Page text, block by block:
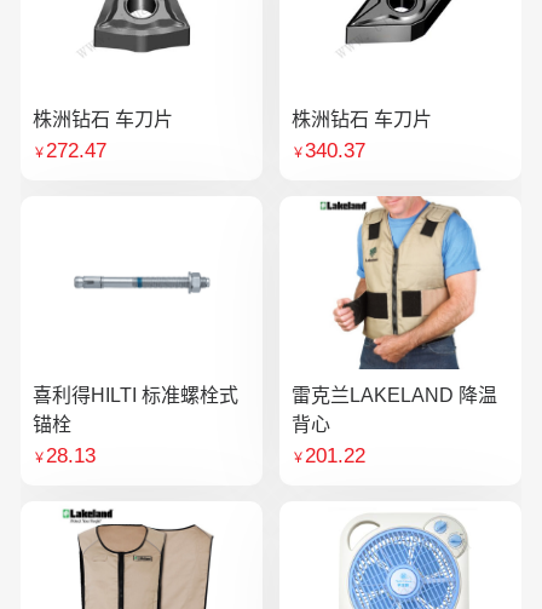
株洲钻石 车刀片
￥272.47
株洲钻石 车刀片
￥340.37
喜利得HILTI 标准螺栓式
锚栓
￥28.13
雷克兰LAKELAND 降温
背心
￥201.22